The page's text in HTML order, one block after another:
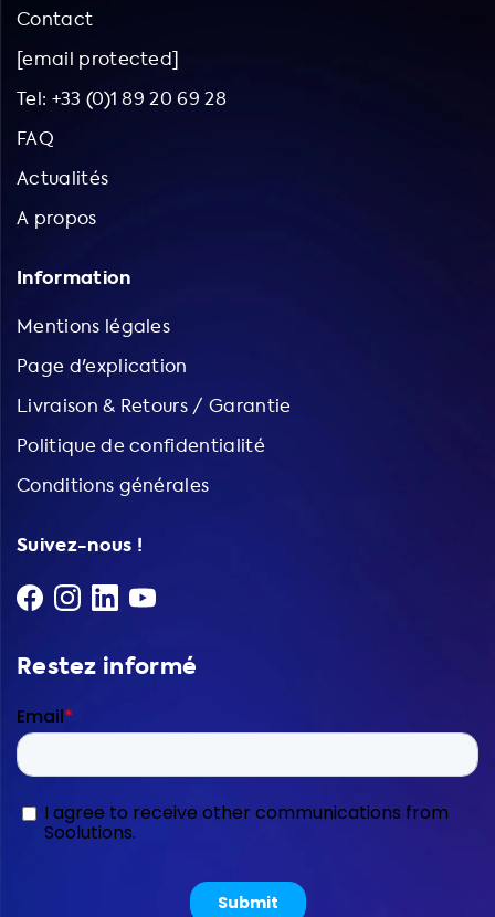
Contact
[email protected]
Tel: +33 (0)1 89 20 69 28
FAQ
Actualités
A propos
Information
Mentions légales
Page d'explication
Livraison & Retours / Garantie
Politique de confidentialité
Conditions générales
Suivez-nous !
Restez informé